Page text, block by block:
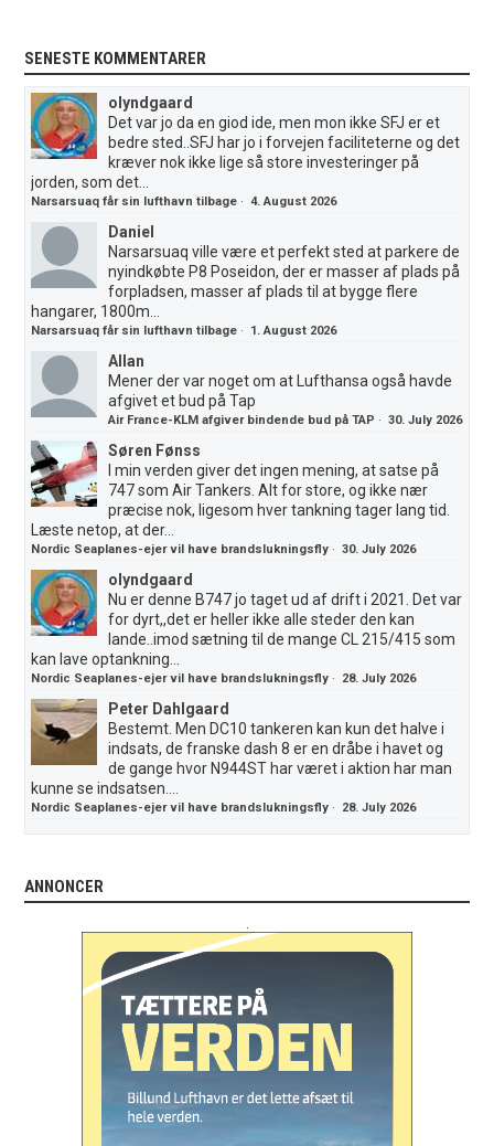
SENESTE KOMMENTARER
olyndgaard
Det var jo da en giod ide, men mon ikke SFJ er et
bedre sted..SFJ har jo i forvejen faciliteterne og det
kræver nok ikke lige så store investeringer på
jorden, som det...
Narsarsuaq får sin lufthavn tilbage ·4. August 2026
Daniel
Narsarsuaq ville være et perfekt sted at parkere de
nyindkøbte P8 Poseidon, der er masser af plads på
forpladsen, masser af plads til at bygge flere
hangarer, 1800m...
Narsarsuaq får sin lufthavn tilbage · 1. August 2026
Allan
Mener der var noget om at Lufthansa også havde
afgivet et bud på Tap
Air France-KLM afgiver bindende bud på TAP ·30. July 2026
Søren Fønss
I min verden giver det ingen mening, at satse på
747 som Air Tankers. Alt for store, og ikke nær
præcise nok, ligesom hver tankning tager lang tid.
Læste netop, at der...
Nordic Seaplanes-ejer vil have brandslukningsfly ·30. July 2026
olyndgaard
Nu er denne B747 jo taget ud af drift i 2021. Det var
for dyrt,,det er heller ikke alle steder den kan
lande..imod sætning til de mange CL 215/415 som
kan lave optankning...
Nordic Seaplanes-ejer vil have brandslukningsfly · 28. July 2026
Peter Dahlgaard
Bestemt. Men DC10 tankeren kan kun det halve i
indsats, de franske dash 8 er en dråbe i havet og
de gange hvor N944ST har været i aktion har man
kunne se indsatsen....
Nordic Seaplanes-ejer vil have brandslukningsfly · 28. July 2026
ANNONCER